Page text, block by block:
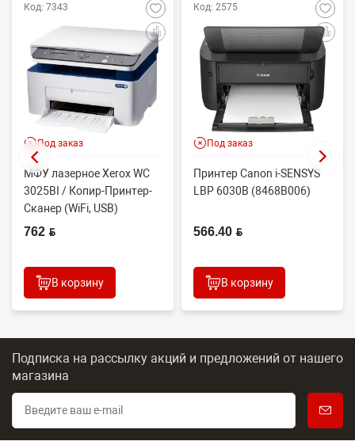
Код: 7343
Под заказ
МФУ лазерное Xerox WC
3025BI / Копир-Принтер-
Сканер (WiFi, USB)
762 BYN
В корзину
Код: 2575
Под заказ
Принтер Canon i-SENSYS
LBP 6030B (8468B006)
566.40 BYN
В корзину
Подписка на рассылку акций и предложений от нашего
магазина